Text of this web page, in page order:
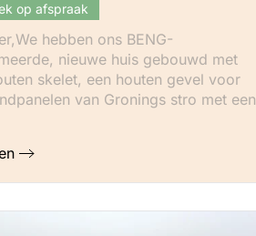
op afspraak
hebben ons BENG-
nieuwe huis gebouwd met
skelet, een houten gevel voor
van Gronings stro met een